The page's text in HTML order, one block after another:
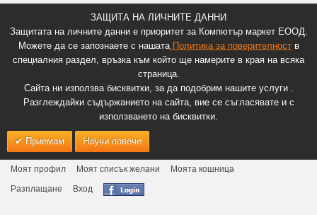
ЗАЩИТА НА ЛИЧНИТЕ ДАННИ
Защитата на личните данни е приоритет за Компютър маркет ЕООД.
Можете да се запознаете с нашатаПолитика за поверителноств
специалния раздел, връзка към който ще намерите в края на всяка
страница.
Сайта ни използва бисквитки, за да подобрим нашите услуги .
Разглеждайки съдържанието на сайта, вие се съгласявате и с
използването на бисквитки.
Приемам Научи повече
Моят профил Моят списък желани
Моята кошница
Разплащане
Вход